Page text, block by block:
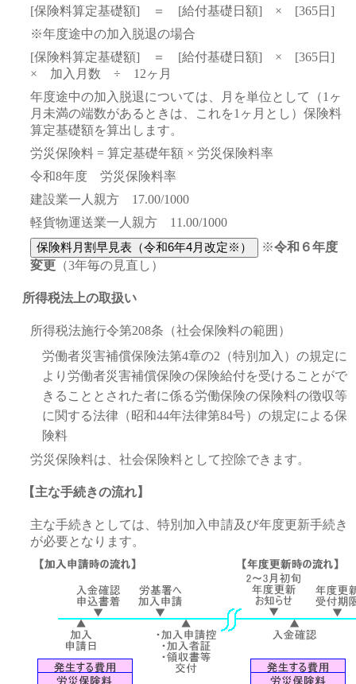
[保険料算定基礎額] ＝ [給付基礎日額] × [365日]
※年度途中の加入脱退の場合
[保険料算定基礎額] ＝ [給付基礎日額] × [365日]
× 加入月数 ÷ 12ヶ月
年度途中の加入脱退については、月を単位として（1ヶ
月未満の端数があるときは、これを1ヶ月とし）保険料
算定基礎額を算出します。
労災保険料 = 算定基礎年額 × 労災保険料率
令和8年度 労災保険料率
建設業一人親方 17.00/1000
軽貨物運送業一人親方 11.00/1000
※令和６年度
変更 （3年毎の見直し）
所得税法上の取扱い
所得税法施行令第208条（社会保険料の範囲）
労働者災害補償保険法第4章の2（特別加入）の規定に
より労働者災害補償保険の保険給付を受けることがで
きることとされた者に係る労働保険の保険料の徴収等
に関する法律（昭和44年法律第84号）の規定による保
険料
労災保険料は、社会保険料として控除できます。
【主な手続きの流れ】
主な手続きとしては、特別加入申請及び年度更新手続き
が必要となります。